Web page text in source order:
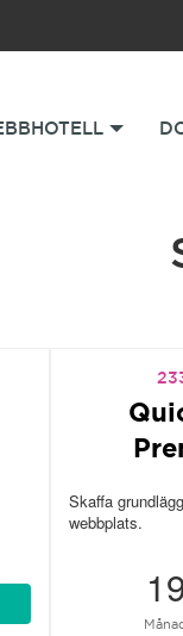
Skaffa
webbplats.